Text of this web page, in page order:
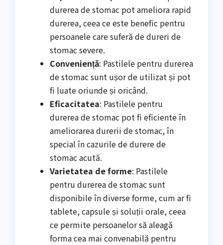
durerea de stomac pot ameliora rapid
durerea, ceea ce este benefic pentru
persoanele care suferă de dureri de
stomac severe.
Conveniență: Pastilele pentru durerea
de stomac sunt ușor de utilizat și pot
fi luate oriunde și oricând.
Eficacitatea: Pastilele pentru
durerea de stomac pot fi eficiente în
ameliorarea durerii de stomac, în
special în cazurile de durere de
stomac acută.
Varietatea de forme: Pastilele
pentru durerea de stomac sunt
disponibile în diverse forme, cum ar fi
tablete, capsule și soluții orale, ceea
ce permite persoanelor să aleagă
forma cea mai convenabilă pentru